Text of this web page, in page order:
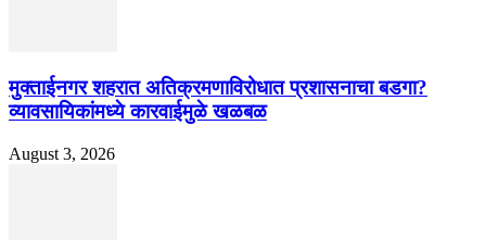
मुक्ताईनगर शहरात अतिक्रमणाविरोधात प्रशासनाचा बडगा?
व्यावसायिकांमध्ये कारवाईमुळे खळबळ
August 3, 2026